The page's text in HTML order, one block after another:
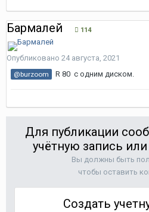
Бармалей 114
Опубликовано 24 августа, 2021
@burzoom R 80 с одним диском.
Для публикации
учётную запись
Вы должны быть
чтобы оставить
Создать